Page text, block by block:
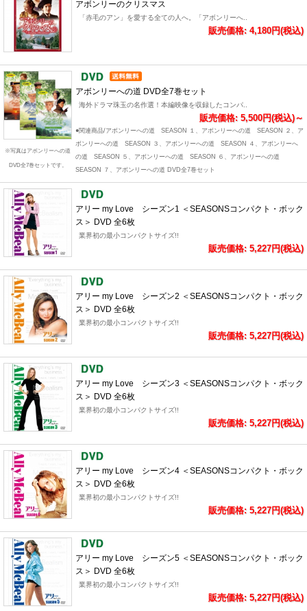
アボンリーのクリスマス
「赤毛のアン」を愛する全ての人へ。「アボンリーへ..
販売価格: 4,180円(税込)
※写真はアボンリーへの道
DVD全7巻セットです。
アボンリーへの道 DVD全7巻セット
海外ドラマ珠玉の名作選！本編映像を収録したコンパ..
販売価格: 5,500円(税込)～
●関連商品/アボンリーへの道 SEASON １、アボンリーへの道 SEASON ２、ア
ボンリーへの道 SEASON ３、アボンリーへの道 SEASON ４、アボンリーへ
の道 SEASON ５、アボンリーへの道 SEASON ６、アボンリーへの道
SEASON ７、アボンリーへの道 DVD全7巻セット
アリー my Love シーズン1 ＜SEASONSコンパクト・ボック
ス＞ DVD 全6枚
業界初の最小コンパクトサイズ!!
販売価格: 5,227円(税込)
アリー my Love シーズン2 ＜SEASONSコンパクト・ボック
ス＞ DVD 全6枚
業界初の最小コンパクトサイズ!!
販売価格: 5,227円(税込)
アリー my Love シーズン3 ＜SEASONSコンパクト・ボック
ス＞ DVD 全6枚
業界初の最小コンパクトサイズ!!
販売価格: 5,227円(税込)
アリー my Love シーズン4 ＜SEASONSコンパクト・ボック
ス＞ DVD 全6枚
業界初の最小コンパクトサイズ!!
販売価格: 5,227円(税込)
アリー my Love シーズン5 ＜SEASONSコンパクト・ボック
ス＞ DVD 全6枚
業界初の最小コンパクトサイズ!!
販売価格: 5,227円(税込)